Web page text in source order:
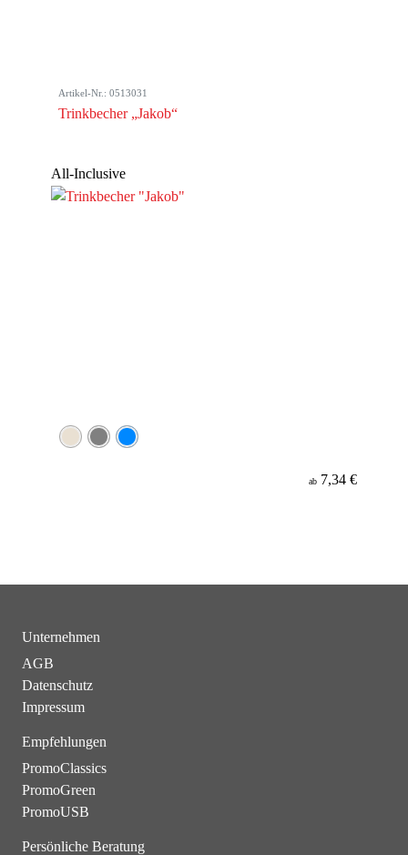
Artikel-Nr.: 0513031
Trinkbecher „Jakob“
All-Inclusive
ab 7,34 €
Unternehmen
AGB
Datenschutz
Impressum
Empfehlungen
PromoClassics
PromoGreen
PromoUSB
Persönliche Beratung